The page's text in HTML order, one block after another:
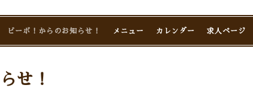
ビーボ！からのお知らせ！ メニュー カレンダー 求人ページ
せ！